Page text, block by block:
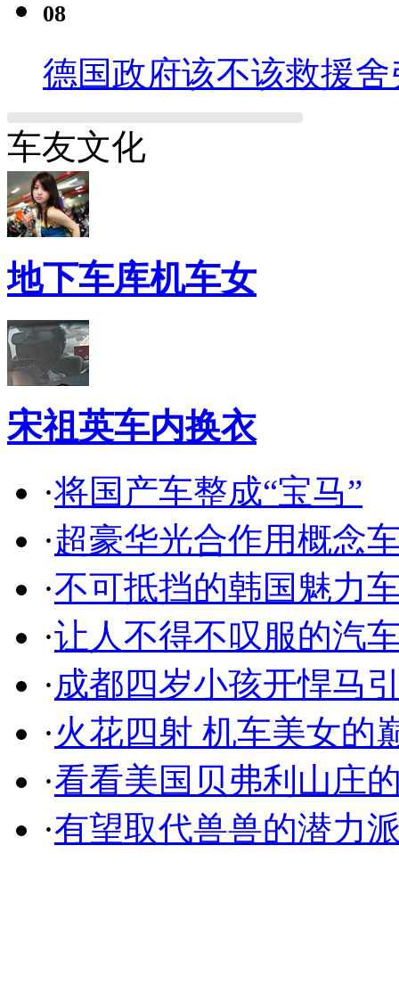
08
德国政府该不该救援舍
车友文化
地下车库机车女
宋祖英车内换衣
·将国产车整成“宝马”
·超豪华光合作用概念
·不可抵挡的韩国魅力
·让人不得不叹服的汽
·成都四岁小孩开悍马
·火花四射 机车美女的
·看看美国贝弗利山庄
·有望取代兽兽的潜力